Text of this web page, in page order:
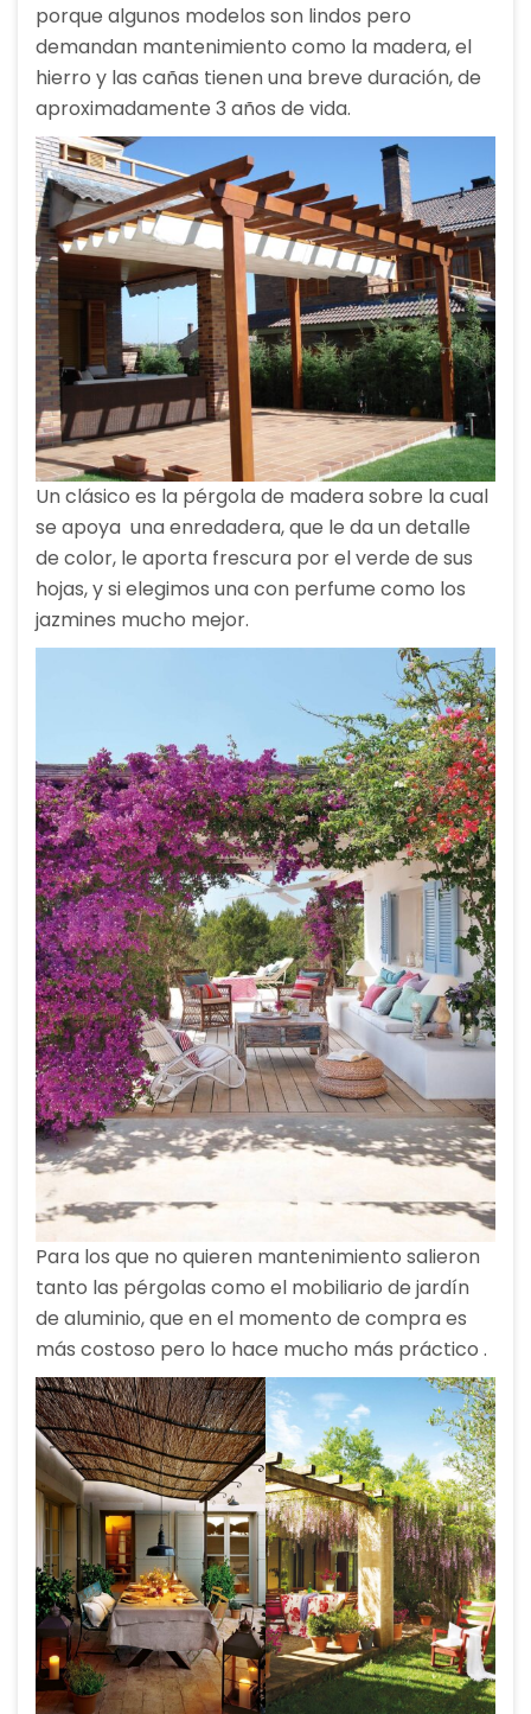
porque algunos modelos son lindos pero
demandan mantenimiento como la madera, el
hierro y las cañas tienen una breve duración, de
aproximadamente 3 años de vida.
Un clásico es la pérgola de madera sobre la cual
se apoya una enredadera, que le da un detalle
de color, le aporta frescura por el verde de sus
hojas, y si elegimos una con perfume como los
jazmines mucho mejor.
Para los que no quieren mantenimiento salieron
tanto las pérgolas como el mobiliario de jardín
de aluminio, que en el momento de compra es
más costoso pero lo hace mucho más práctico .